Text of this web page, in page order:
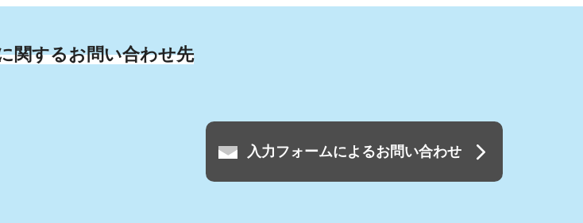
関するお問い合わせ先
入力フォームによるお問い合わせ